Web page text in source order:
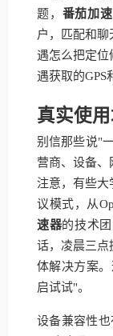
题， 番茄加
户，匹配和
遇怎么把定位
遇获取的GPS
真实使
别信那些说"
营商、设备
注意，有些大
议模式，从
速器的技术
话，凌晨三点
体解决方案
启试试"。
设备兼容性